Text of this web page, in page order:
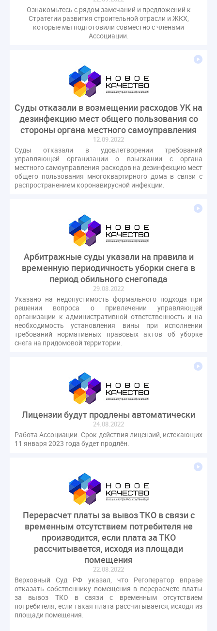
Ознакомьтесь с рядом замечаний и предложений к
Стратегии развития строительной отрасли и ЖКХ,
которые мы подготовили совместно с членами
Ассоциации.
Суды отказали в возмещении расходов УК на
дезинфекцию мест общего пользования со
стороны органа местного самоуправления
12.09.2022
Суды отказали в удовлетворении требований
управляющей организации о взыскании с органа
местного самоуправления расходов на дезинфекцию мест
общего пользования многоквартирного дома в связи с
распространением коронавирусной инфекции.
Арбитражные суды указали на правила и
временную периодичность уборки снега в
период обильного снегопада
29.08.2022
Указано на недопустимость формального подхода при
решении вопроса о привлечении управляющей
организации к административной ответственность и на
необходимость установления вины при исполнении
требований нормативных правовых актов об уборке
снега на придомовой территории.
Лицензии будут продлены автоматически
24.08.2022
Работа Ассоциации. Срок действия лицензий, истекающих
11 января 2023 года будет продлён.
Перерасчет платы за вывоз ТКО в связи с
временным отсутствием потребителя не
производится, если плата за ТКО
рассчитывается, исходя из площади
помещения
22.08.2022
Верховный Суд РФ указал, что Регоператор вправе
отказать собственнику помещения в перерасчете платы
за вывоз ТКО в связи с временным отсутствием
потребителя, если такая плата рассчитывается, исходя из
площади помещения.